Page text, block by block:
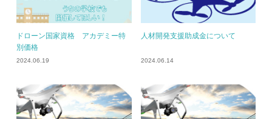
ドローン国家資格 アカデミー特
別価格
2024.06.19
人材開発支援助成金について
2024.06.14